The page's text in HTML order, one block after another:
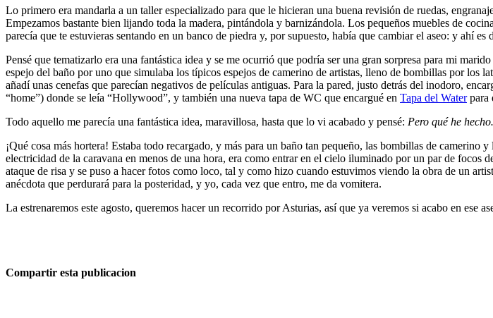
Lo primero era mandarla a un taller especializado para que le hicieran una buena revisión de ruedas,
Empezamos bastante bien lijando toda la madera, pintándola y barnizándola. Los pequeños muebles de
parecía que te estuvieras sentando en un banco de piedra y, por supuesto, había que cambiar el aseo: y ahí es
Pensé que tematizarlo era una fantástica idea y se me ocurrió que podría ser una gran sorpresa para mi
espejo del baño por uno que simulaba los típicos espejos de camerino de artistas, lleno de bombillas por los
añadí unas cenefas que parecían negativos de películas antiguas. Para la pared, justo detrás del inodoro,
“home”) donde se leía “Hollywood”, y también una nueva tapa de WC que encargué en Tapa del Waterpara
Todo aquello me parecía una fantástica idea, maravillosa, hasta que lo vi acabado y pensé: Pero qué he
¡Qué cosa más hortera! Estaba todo recargado, y más para un baño tan pequeño, las bombillas de camerino
electricidad de la caravana en menos de una hora, era como entrar en el cielo iluminado por un par de
ataque de risa y se puso a hacer fotos como loco, tal y como hizo cuando estuvimos viendo la obra de un
anécdota que perdurará para la posteridad, y yo, cada vez que entro, me da vomitera.
La estrenaremos este agosto, queremos hacer un recorrido por Asturias, así que ya veremos si acabo en
Compartir esta publicacion